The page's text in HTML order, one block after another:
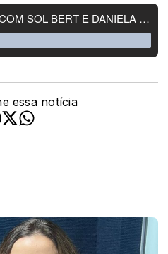
essa notícia